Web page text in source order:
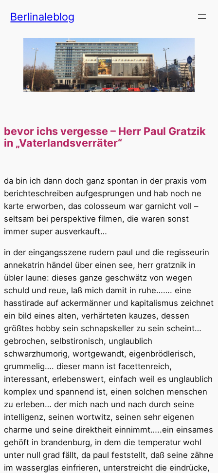
Inhalt
Berlinaleblog
bevor ichs vergesse – Herr Paul Gratzik
in „Vaterlandsverräter“
da bin ich dann doch ganz spontan in der praxis vom
berichteschreiben aufgesprungen und hab noch ne
karte erworben, das colosseum war garnicht voll –
seltsam bei perspektive filmen, die waren sonst
immer super ausverkauft…
in der eingangsszene rudern paul und die regisseurin
annekatrin händel über einen see, herr gratznik in
übler laune: dieses ganze geschwätz von wegen
schuld und reue, laß mich damit in ruhe……. eine
hasstirade auf ackermänner und kapitalismus zeichnet
ein bild eines alten, verhärteten kauzes, dessen
größtes hobby sein schnapskeller zu sein scheint…
gebrochen, selbstironisch, unglaublich
schwarzhumorig, wortgewandt, eigenbrödlerisch,
grummelig…. dieser mann ist facettenreich,
interessant, erlebenswert, einfach weil es unglaublich
komplex und spannend ist, einen solchen menschen
zu erleben… der mich nach und nach durch seine
intelligenz, seinen wortwitz, seinen sehr eigenen
charme und seine direktheit einnimmt…..ein einsames
gehöft in brandenburg, in dem die temperatur wohl
unter null grad fällt, da paul feststellt, daß seine zähne
im wasserglas einfrieren, unterstreicht die eindrücke,